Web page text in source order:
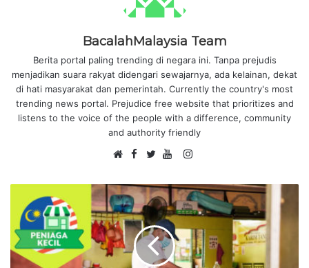
BacalahMalaysia Team
Berita portal paling trending di negara ini. Tanpa prejudis
menjadikan suara rakyat didengari sewajarnya, ada kelainan, dekat
di hati masyarakat dan pemerintah. Currently the country's most
trending news portal. Prejudice free website that prioritizes and
listens to the voice of the people with a difference, community
and authority friendly
e
b
s
i
t
e
F
c
e
o
o
k
w
i
t
e
r
o
u
T
u
b
e
I
s
t
a
g
r
a